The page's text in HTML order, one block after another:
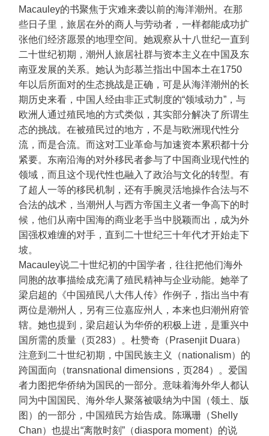
Macauley的书聚焦于灾难来袭以前的海洋潮州。在那
些日子里，旅居在外的商人与劳动者，一样都能成功扩
张他们经济愿景的地理空间。她观察从十八世纪一直到
二十世纪初期，潮州人旅居社群与资本主义在中国及东
南亚发展的关系。她认为彭慕兰指出中国本土在1750
年以后所面对的生态挑战是正确，可是从海洋潮州的长
期历史来看，中国人经由非正式制度的“领域动力”，与
欧洲人通过殖民地的方式类似，其实部分解决了所谓生
态的挑战。在被殖民过的地方，不是与欧洲现代性分
流，而是合流。而这对工业革命与加速资本累积都十分
紧要。东南沿海的对外移民者参与了中国商业现代性的
领域，而且这个现代性也融入了政治与文化的转型。有
了超人一等的移民机制，还有手腕灵活地操作合法与不
合法的战术，当潮州人与西方帝国主义者一争高下的时
候，他们从南中国海的商业老手当中脱颖而出，成为外
国强权难缠的对手，直到二十世纪三十年代才开始走下
坡。
Macauley说二十世纪初的中国学者，往往把他们海外
同胞的故事描绘成充满了殖民精神与企业动能。她举了
梁启超的《中国殖民八大伟人传》作例子，指出当中有
两位是潮州人，另有三位嘉应州人，本来也归潮州府管
辖。她也提到，梁启超认为华侨的积极上进，是重兴中
国所需的质量（页283）。杜赞奇（Prasenjit Duara）
注意到二十世纪初期，中国民族主义（nationalism）的
跨国面向（transnational dimensions，页284）。爱国
者力图把华侨纳为国民的一部分。意味着海外华人都认
同为中国国民、海外华人聚落被吸纳为中国（领土、版
图）的一部分，中国殖民方始告成。陈珮珊（Shelly
Chan）也提出“离散时刻”（diaspora moment）的说